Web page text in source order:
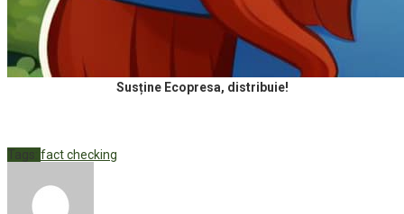
Susține Ecopresa, distribuie!
Tags: fact checking